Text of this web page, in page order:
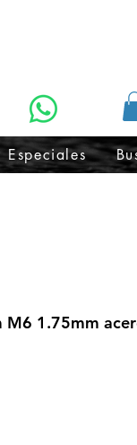
Especiales
M6 1.75mm